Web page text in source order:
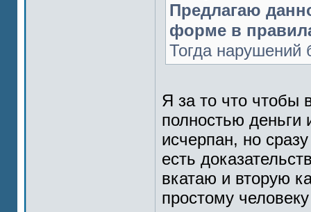
Предлагаю
форме в
Тогда нарушений
Я за то что чтобы
полностью деньги
исчерпан, но
есть
вкатаю и вторую
простому